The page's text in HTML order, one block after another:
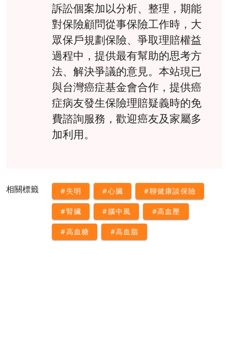
訴訟個案加以分析、整理，期能
對保險顧問從事保險工作時，大
眾保戶規劃保險、爭取理賠權益
過程中，提供最有幫助的思考方
法、解決爭議的意見。本站現已
與台灣癌症基金會合作，提供癌
症病友發生保險理賠疑義時的免
費諮詢服務，歡迎癌友及家屬多
加利用。
相關標籤 #失明 #心臟 #聊健康談保險
#腎臟 #腦中風 #高血壓
#高血糖 #高血脂